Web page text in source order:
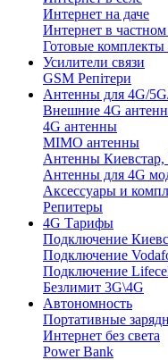
Интернет на даче
Интернет в частном
Готовые комплекты
Усилители связи
GSM Репітери
Антенны для 4G/
Внешние 4G
4G антенны
MIMO антенны
Антенны Киевстар,
Антенны для 4G
Аксессуары и
Репитеры
4G Тарифы
Подключение
Подключение
Подключение
Безлимит 3G\4G
Автономность
Портативные
Интернет без света
Power Bank